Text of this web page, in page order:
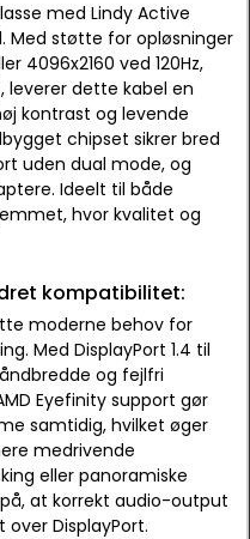
med Lindy Active
Med støtte for opløsninger
4096x2160 ved 120Hz,
leverer dette kabel en
kontrast og levende
chipset sikrer bred
uden dual mode, og
Ideelt til både
hvor kvalitet og
kompatibilitet:
moderne behov for
Med DisplayPort 1.4 til
og fejlfri
Eyefinity support gør
samtidig, hvilket øger
medrivende
eller panoramiske
at korrekt audio-output
DisplayPort.